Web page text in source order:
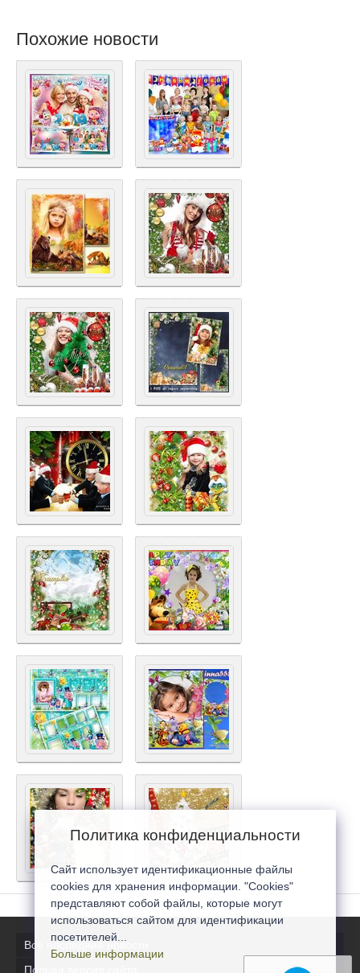
Похожие новости
Все последние новости
Полная версия сайта
Политика конфиденциальности
Сайт использует идентификационные файлы
cookies для хранения информации. "Cookies"
представляют собой файлы, которые могут
использоваться сайтом для идентификации
посетителей...
Больше информации